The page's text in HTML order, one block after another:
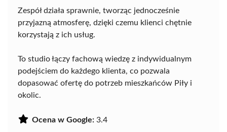
Zespół działa sprawnie, tworząc jednocześnie
przyjazną atmosferę, dzięki czemu klienci chętnie
korzystają z ich usług.
To studio łączy fachową wiedzę z indywidualnym
podejściem do każdego klienta, co pozwala
dopasować ofertę do potrzeb mieszkańców Piły i
okolic.
Ocena w Google: 3.4